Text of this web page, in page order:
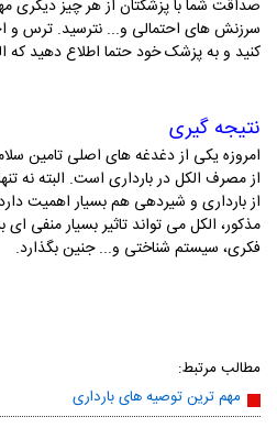
صداقت شما با پزشکتان از هر چیز دیگری
سرزنش های احتمالی و... نترسید. ترس و
کنید و به پزشک خود حتما اطلاع دهید که
نتیجه گیری
امروزه یکی از دغدغه های اصلی تامین
از مصرف الکل در بارداری است. البته نه
از بارداری و شیردهی هم بسیار اهمیت
مذکور، الکل می تواند تاثیر بسیار منفی ای
فکری، سیستم شناختی و... جنین بگذارد.
مطالب مرتبط:
مهم ترین توصیه های بارداری